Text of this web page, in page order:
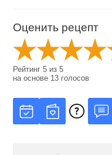
Оценить рецепт
Рейтинг5 из5
на основе 13 голосов